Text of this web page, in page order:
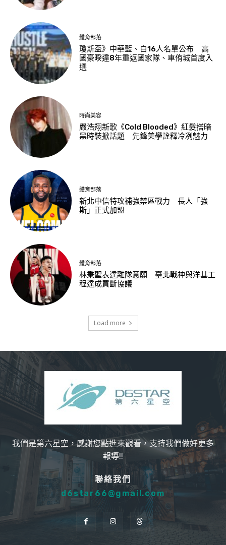
體育部落
瓊斯盃》中華藍、白16人名單公布 高
國豪暌違8年重返國家隊、車侑城首度入
選
時尚美容
嚴浩翔新歌《Cold Blooded》紅髮搭暗
黑時裝掀話題 先鋒美學詮釋冷冽魅力
體育部落
新北中信特攻補強禁區戰力 長人「強
斯」正式加盟
體育部落
林秉聖表達離隊意願 臺北戰神與洋基工
程達成買斷協議
Load more
我們是第六星空，感謝您點進來觀看，支持我們做好更多
報導!!
聯絡我們
d6star66@gmail.com